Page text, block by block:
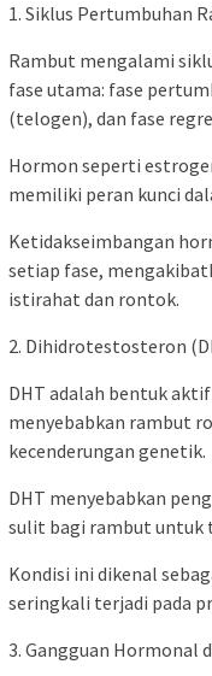
1. Siklus Pertumbuhan
Rambut mengalami
fase utama: fase
(telogen), dan fase
Hormon seperti
memiliki peran kunci
Ketidakseimbangan
setiap fase,
istirahat dan rontok.
2. Dihidrotestosteron
DHT adalah bentuk
menyebabkan rambut
kecenderungan genetik.
DHT menyebabkan
sulit bagi rambut untuk
Kondisi ini dikenal
seringkali terjadi pada
3. Gangguan Hormonal